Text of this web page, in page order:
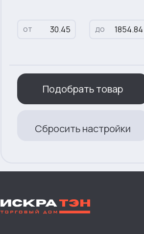
от до
Подобрать товар
Сбросить настройки